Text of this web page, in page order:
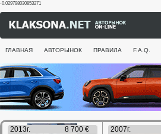
-0.029798030853271
ГЛАВНАЯ АВТОРЫНОК ПРАВИЛА F.A.Q.
2013г. 8 700 € 2007г.